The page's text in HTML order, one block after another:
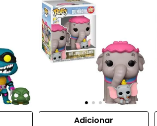
Adicionar